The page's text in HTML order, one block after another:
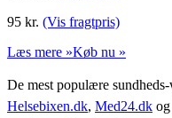
95 kr. (Vis fragtpris)
Læs mere »Køb nu »
De mest populære
Helsebixen.dk, Med24.dk og